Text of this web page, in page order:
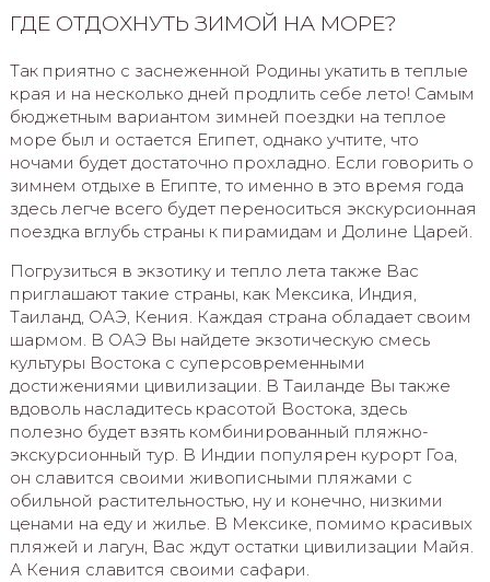
ГДЕ ОТДОХНУТЬ ЗИМОЙ НА МОРЕ?
Так приятно с заснеженной Родины укатить в теплые
края и на несколько дней продлить себе лето! Самым
бюджетным вариантом зимней поездки на теплое
море был и остается Египет, однако учтите, что
ночами будет достаточно прохладно. Если говорить о
зимнем отдыхе в Египте, то именно в это время года
здесь легче всего будет переноситься экскурсионная
поездка вглубь страны к пирамидам и Долине Царей.
Погрузиться в экзотику и тепло лета также Вас
приглашают такие страны, как Мексика, Индия,
Таиланд, ОАЭ, Кения. Каждая страна обладает своим
шармом. В ОАЭ Вы найдете экзотическую смесь
культуры Востока с суперсовременными
достижениями цивилизации. В Таиланде Вы также
вдоволь насладитесь красотой Востока, здесь
полезно будет взять комбинированный пляжно-
экскурсионный тур. В Индии популярен курорт Гоа,
он славится своими живописными пляжами с
обильной растительностью, ну и конечно, низкими
ценами на еду и жилье. В Мексике, помимо красивых
пляжей и лагун, Вас ждут остатки цивилизации Майя.
А Кения славится своими сафари.